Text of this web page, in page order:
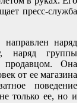
пресс-служба
наряд
наряд группы
Она
от ее магазина
поведение
только ее, но и